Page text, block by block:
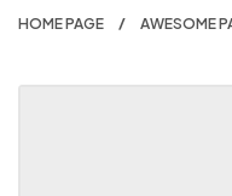
HOME PAGE AWESOME